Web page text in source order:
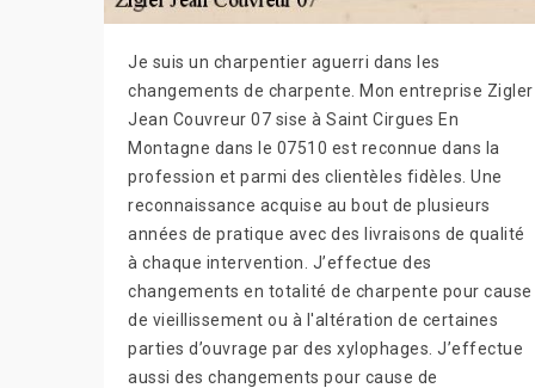
Je suis un charpentier aguerri dans les
changements de charpente. Mon entreprise Zigler
Jean Couvreur 07 sise à Saint Cirgues En
Montagne dans le 07510 est reconnue dans la
profession et parmi des clientèles fidèles. Une
reconnaissance acquise au bout de plusieurs
années de pratique avec des livraisons de qualité
à chaque intervention. J’effectue des
changements en totalité de charpente pour cause
de vieillissement ou à l'altération de certaines
parties d’ouvrage par des xylophages. J’effectue
aussi des changements pour cause de